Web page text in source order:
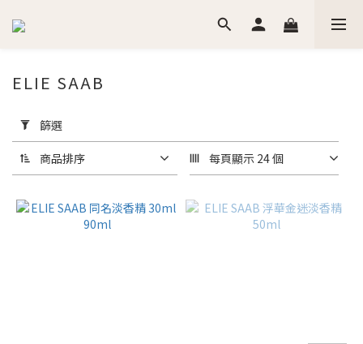
用
篩
選
(0/20)
價格
ELIE SAAB
篩選
商品排序 每頁顯示 24 個